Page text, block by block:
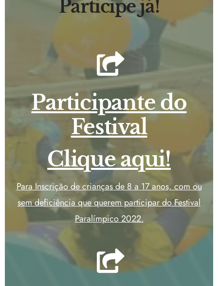
Participe já!
Participante do
Festival
Clique aqui!
Para Inscrição de crianças de 8 a 17 anos, com ou
sem deficiência que querem participar do Festival
Paralímpico 2022.